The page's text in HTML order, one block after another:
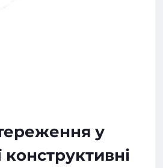
у
конструктивні